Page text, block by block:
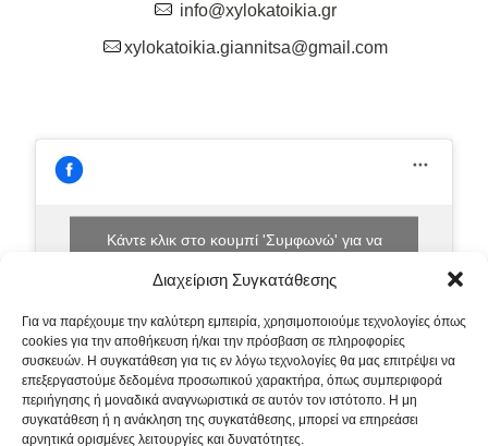
Διαχείριση Συγκατάθεσης
Για να παρέχουμε την καλύτερη εμπειρία, χρησιμοποιούμε τεχνολογίες όπως
cookies για την αποθήκευση ή/και την πρόσβαση σε πληροφορίες
συσκευών. Η συγκατάθεση για τις εν λόγω τεχνολογίες θα μας επιτρέψει να
επεξεργαστούμε δεδομένα προσωπικού χαρακτήρα, όπως συμπεριφορά
περιήγησης ή μοναδικά αναγνωριστικά σε αυτόν τον ιστότοπο. Η μη
συγκατάθεση ή η ανάκληση της συγκατάθεσης, μπορεί να επηρεάσει
αρνητικά ορισμένες λειτουργίες και δυνατότητες.
info@xylokatoikia.gr
xylokatoikia.giannitsa@gmail.com
Κάντε κλικ στο κουμπί 'Συμφωνώ' για να
Πολιτική Cookies
Συμφωνώ